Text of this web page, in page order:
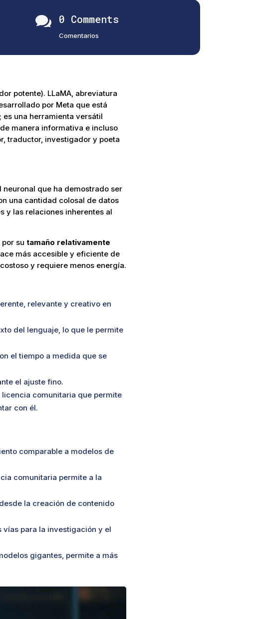
 0 Comments
Comentarios
potente). LLaMA, abreviatura
por Meta que está
una herramienta versátil
manera informativa e incluso
traductor, investigador y poeta
neuronal que ha demostrado ser
una cantidad colosal de datos
y las relaciones inherentes al
su tamaño relativamente
más accesible y eficiente de
y requiere menos energía.
relevante y creativo en
del lenguaje, lo que le permite
el tiempo a medida que se
el ajuste fino.
licencia comunitaria que permite
con él.
comparable a modelos de
comunitaria permite a la
la creación de contenido
para la investigación y el
gigantes, permite a más